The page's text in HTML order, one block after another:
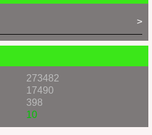
10
273482
17490
398